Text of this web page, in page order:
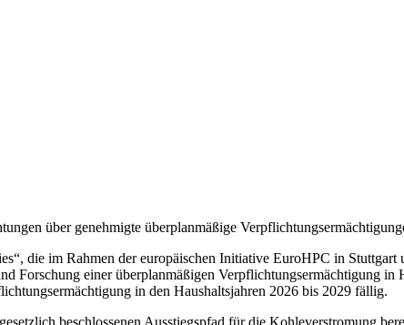
über genehmigte überplanmäßige
die im Rahmen der europäischen Initiative EuroHPC in
Forschung einer überplanmäßigen Verpflichtungsermächtigung
in den Haushaltsjahren 2026 bis 2029 fällig.
beschlossenen Ausstiegspfad für die Kohleverstromung